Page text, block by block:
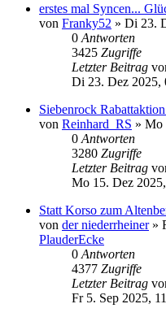
erstes mal Syncen...
von Franky52 » Di 23.
0 Antworten
3425 Zugriffe
Letzter Beitrag
Di 23. Dez 2025,
Siebenrock
von Reinhard_RS » Mo
0 Antworten
3280 Zugriffe
Letzter Beitrag
Mo 15. Dez
Statt Korso zum
von der niederrheiner»
PlauderEcke
0 Antworten
4377 Zugriffe
Letzter Beitrag
Fr 5. Sep 2025,